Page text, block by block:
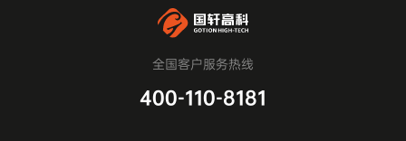
全国客户服务热线
400-110-8181